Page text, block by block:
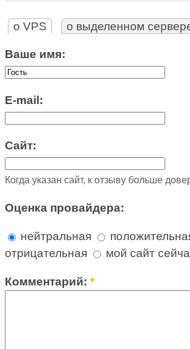
о VPS о выделенном
Ваше имя:
E-mail:
Сайт:
Когда указан сайт, к отзыву больше
Оценка провайдера:
нейтральная
отрицательная
мой сайт
Комментарий:*